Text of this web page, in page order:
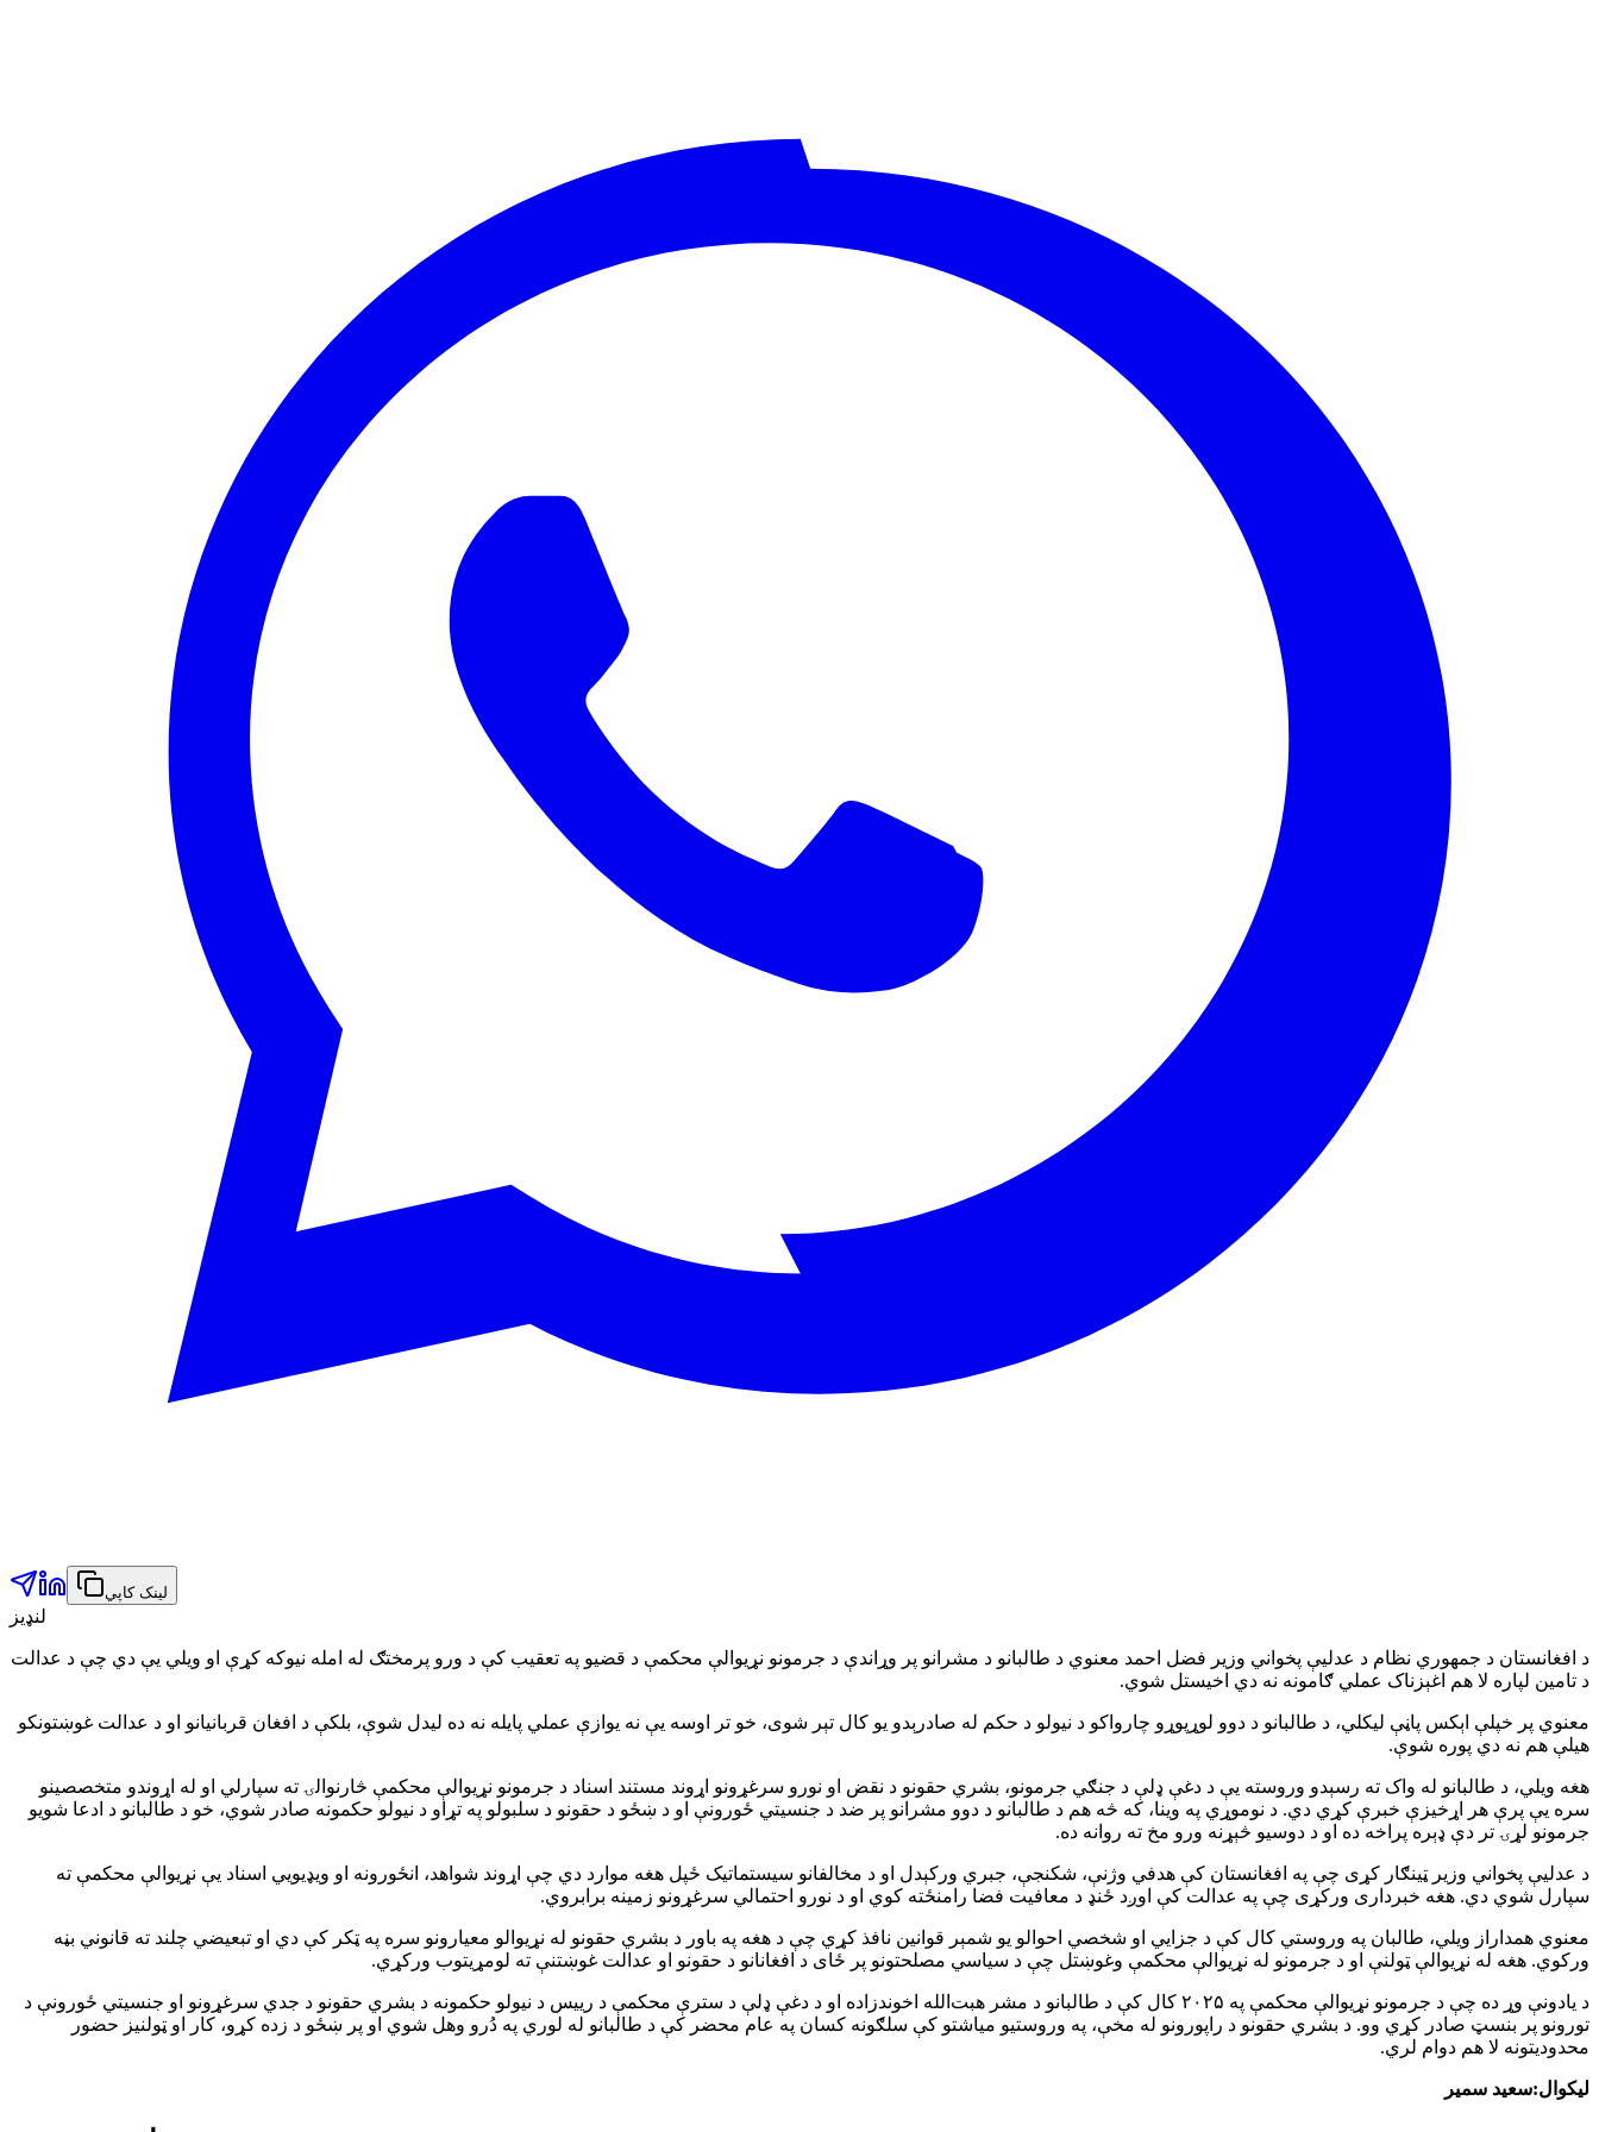
لینک کاپي
لنډیز
د افغانستان د جمهوري نظام د عدلیې پخواني وزیر فضل احمد معنوي د طالبانو د مشرانو پر وړاندې د جرمونو نړیوالې محکمې د قضیو په تعقیب کې د ورو پرمختګ له امله نیوکه کړې او ویلي یې دي چې د عدالت
د تامین لپاره لا هم اغېزناک عملي ګامونه نه دي اخیستل شوي.
معنوي پر خپلې اېکس پاڼې لیکلي، د طالبانو د دوو لوړپوړو چارواکو د نیولو د حکم له صادرېدو یو کال تېر شوی، خو تر اوسه یې نه یوازې عملي پایله نه ده لیدل شوې، بلکې د افغان قربانیانو او د عدالت غوښتونکو
هیلې هم نه دي پوره شوې.
هغه ویلي، د طالبانو له واک ته رسېدو وروسته یې د دغې ډلې د جنګي جرمونو، بشري حقونو د نقض او نورو سرغړونو اړوند مستند اسناد د جرمونو نړیوالې محکمې څارنوالۍ ته سپارلي او له اړوندو متخصصینو
سره یې پرې هر اړخیزې خبرې کړي دي. د نوموړي په وینا، که څه هم د طالبانو د دوو مشرانو پر ضد د جنسیتي ځورونې او د ښځو د حقونو د سلبولو په تړاو د نیولو حکمونه صادر شوي، خو د طالبانو د ادعا شویو
جرمونو لړۍ تر دې ډېره پراخه ده او د دوسیو څېړنه ورو مخ ته روانه ده.
د عدلیې پخواني وزیر ټینګار کړی چې په افغانستان کې هدفي وژنې، شکنجې، جبري ورکېدل او د مخالفانو سیستماتیک ځپل هغه موارد دي چې اړوند شواهد، انځورونه او ویډیویي اسناد یې نړیوالې محکمې ته
سپارل شوي دي. هغه خبرداری ورکړی چې په عدالت کې اوږد ځنډ د معافیت فضا رامنځته کوي او د نورو احتمالي سرغړونو زمینه برابروي.
معنوي همداراز ویلي، طالبان په وروستي کال کې د جزایي او شخصي احوالو یو شمېر قوانین نافذ کړي چې د هغه په باور د بشري حقونو له نړیوالو معیارونو سره په ټکر کې دي او تبعیضي چلند ته قانوني بڼه
ورکوي. هغه له نړیوالې ټولنې او د جرمونو له نړیوالې محکمې وغوښتل چې د سیاسي مصلحتونو پر ځای د افغانانو د حقونو او عدالت غوښتنې ته لومړیتوب ورکړي.
د یادونې وړ ده چې د جرمونو نړیوالې محکمې په ۲۰۲۵ کال کې د طالبانو د مشر هبت‌الله اخوندزاده او د دغې ډلې د سترې محکمې د رییس د نیولو حکمونه د بشري حقونو د جدي سرغړونو او جنسیتي ځورونې د
تورونو پر بنسټ صادر کړي وو. د بشري حقونو د راپورونو له مخې، په وروستیو میاشتو کې سلګونه کسان په عام محضر کې د طالبانو له لوري په دُرو وهل شوي او پر ښځو د زده کړو، کار او ټولنیز حضور
محدودیتونه لا هم دوام لري.
لیکوال:سعید سمیر